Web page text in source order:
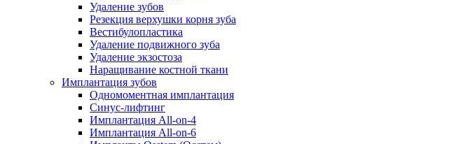
Удаление зубов
Резекция верхушки корня зуба
Вестибулопластика
Удаление подвижного зуба
Удаление экзостоза
Наращивание костной ткани
Имплантация зубов
Одномоментная имплантация
Синус-лифтинг
Имплантация All-on-4
Имплантация All-on-6